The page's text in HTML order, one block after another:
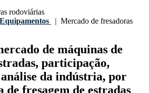
| Mercado de fresadoras
de máquinas de
participação,
da indústria, por
de fresagem de estradas